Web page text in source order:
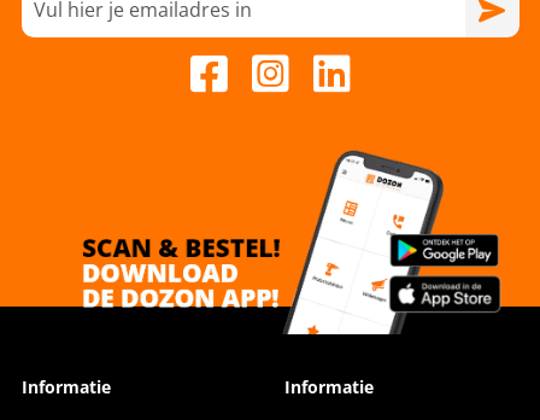
Informatie Informatie